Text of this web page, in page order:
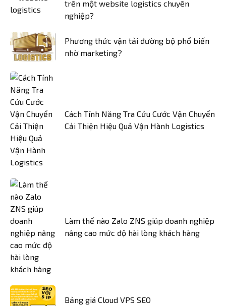
trên một website logistics chuyên
nghiệp?
Phương thức vận tải đường bộ phổ biến
nhờ marketing?
Cách Tính Năng Tra Cứu Cước Vận Chuyển
Cải Thiện Hiệu Quả Vận Hành Logistics
Làm thế nào Zalo ZNS giúp doanh nghiệp
nâng cao mức độ hài lòng khách hàng
Bảng giá Cloud VPS SEO